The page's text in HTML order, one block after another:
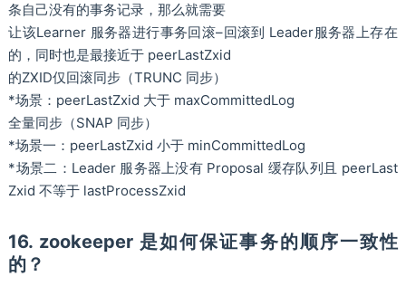
条自己没有的事务记录，那么就需要
让该Learner 服务器进行事务回滚–回滚到 Leader服务器上存在
的，同时也是最接近于 peerLastZxid
的ZXID仅回滚同步（TRUNC 同步）
*场景：peerLastZxid 大于 maxCommittedLog
全量同步（SNAP 同步）
*场景一：peerLastZxid 小于 minCommittedLog
*场景二：Leader 服务器上没有 Proposal 缓存队列且 peerLast
Zxid 不等于 lastProcessZxid
16. zookeeper 是如何保证事务的顺序一致性
的？